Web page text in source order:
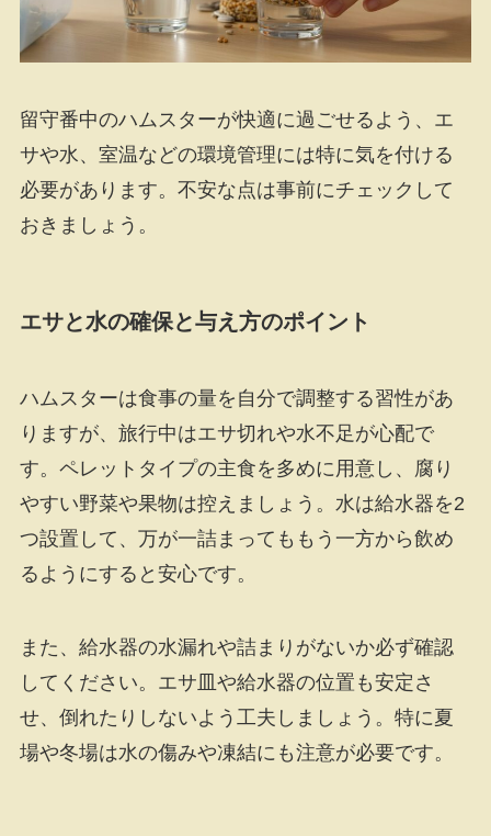
留守番中のハムスターが快適に過ごせるよう、エ
サや水、室温などの環境管理には特に気を付ける
必要があります。不安な点は事前にチェックして
おきましょう。
エサと水の確保と与え方のポイント
ハムスターは食事の量を自分で調整する習性があ
りますが、旅行中はエサ切れや水不足が心配で
す。ペレットタイプの主食を多めに用意し、腐り
やすい野菜や果物は控えましょう。水は給水器を2
つ設置して、万が一詰まってももう一方から飲め
るようにすると安心です。
また、給水器の水漏れや詰まりがないか必ず確認
してください。エサ皿や給水器の位置も安定さ
せ、倒れたりしないよう工夫しましょう。特に夏
場や冬場は水の傷みや凍結にも注意が必要です。